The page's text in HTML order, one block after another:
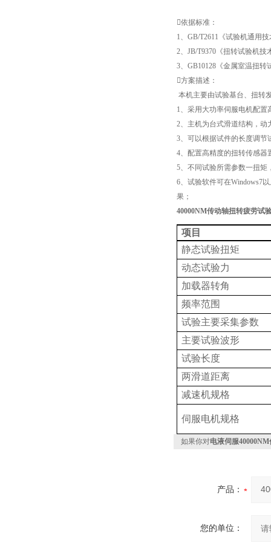
依据标准：
1、GB/T2611《试验机通用
2、JB/T9370《扭转试验机技
3、GB10128《金属室温扭
方案描述：
本机主要由试验基台、扭转
1、采用大功率伺服电机配
2、主机为台式滑道结构，动
3、可以根据试件的长度调节
4、配置高精度的扭转传感器
5、不同试验所需参数一扭
6、试验软件可在Windows7
果；
40000NM传动轴扭转疲劳试
项目
静态试验扭矩
动态试验力
加载器转角
频率范围
试验主要采集参数
主要试验波形
试验长度
两滑道距离
减速机规格
伺服电机规格
如果你对电液伺服
产品：
您的单位：